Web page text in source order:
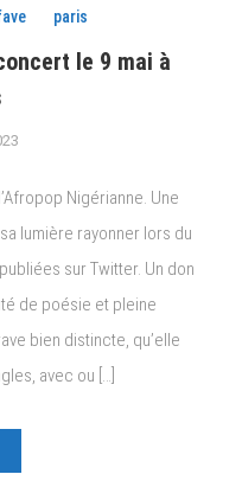
paris
concert le 9 mai à
Nigérianne. Une
lumière rayonner lors du
sur Twitter. Un don
de poésie et pleine
bien distincte, qu’elle
avec ou […]